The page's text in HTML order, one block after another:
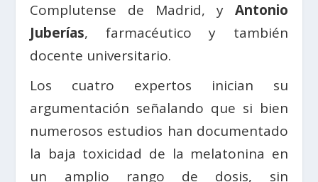
Complutense de Madrid, y Antonio
Juberías, farmacéutico y también
docente universitario.
Los cuatro expertos inician su
argumentación señalando que si bien
numerosos estudios han documentado
la baja toxicidad de la melatonina en
un amplio rango de dosis, sin